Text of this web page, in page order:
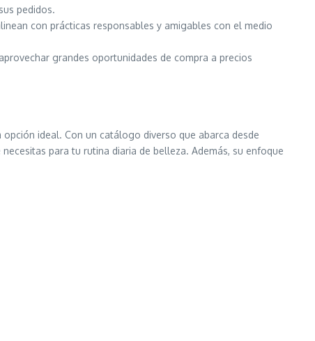
pedidos.
con prácticas responsables y amigables con el medio
grandes oportunidades de compra a precios
opción ideal. Con un catálogo diverso que abarca desde
para tu rutina diaria de belleza. Además, su enfoque